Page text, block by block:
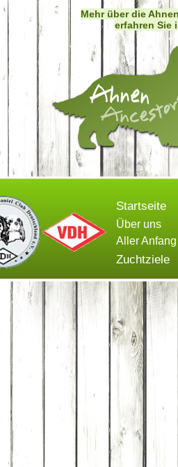
Mehr über die
erfahren Sie
Startseite
Über uns
Aller Anfang
Zuchtziele